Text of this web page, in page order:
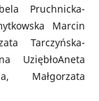
Pruchnicka-
Marcin
Tarczyńska-
UziębłoAneta
Małgorzata